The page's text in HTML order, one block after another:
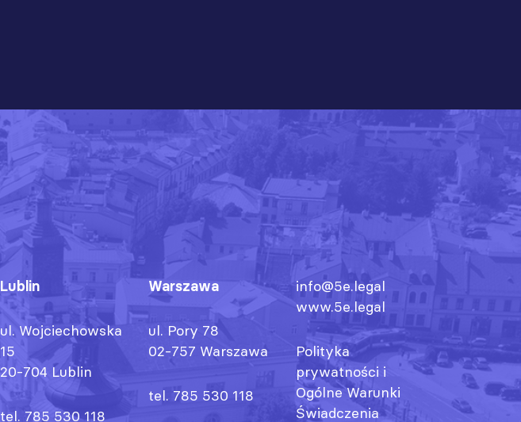
Lublin
ul. Wojciechowska
15
20-704 Lublin
tel. 785 530 118
Warszawa
ul. Pory 78
02-757 Warszawa
tel. 785 530 118
info@5e.legal
www.5e.legal
Polityka
prywatności i
Ogólne Warunki
Świadczenia